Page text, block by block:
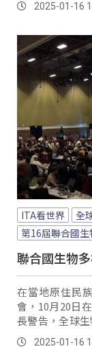
2025-01-16
ITA看世界 全
第16屆聯合國
聯合國生物
在當地原住民
會，10月20日
長警告，全球
狀態，所有人必
2025-01-16